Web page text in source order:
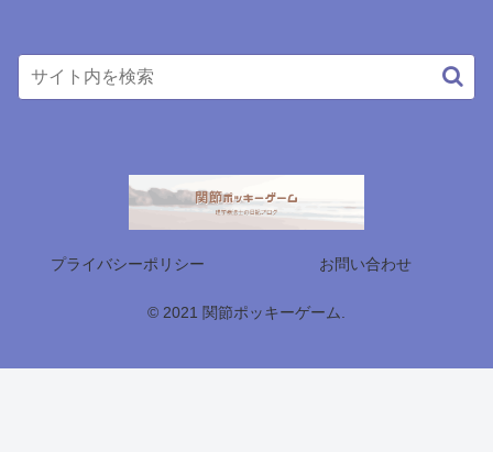
プライバシーポリシー お問い合わせ
© 2021 関節ポッキーゲーム.